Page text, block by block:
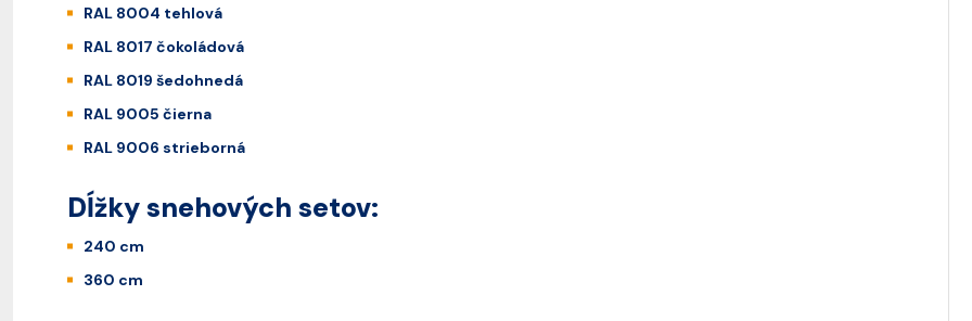
RAL 8004 tehlová
RAL 8017 čokoládová
RAL 8019 šedohnedá
RAL 9005 čierna
RAL 9006 strieborná
Dĺžky snehových setov:
240 cm
360 cm